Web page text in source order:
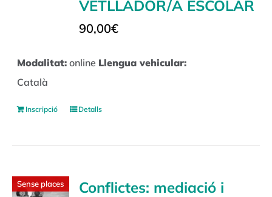
VETLLADOR/A ESCOLAR
90,00€
Modalitat: online Llengua vehicular:
Català
Inscripció Detalls
Sense places
Conflictes: mediació i